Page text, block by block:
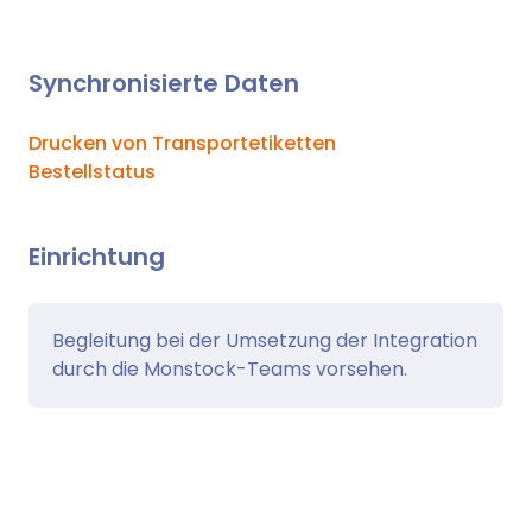
Synchronisierte Daten
Drucken von Transportetiketten
Bestellstatus
Einrichtung
Begleitung bei der Umsetzung der Integration
durch die Monstock-Teams vorsehen.